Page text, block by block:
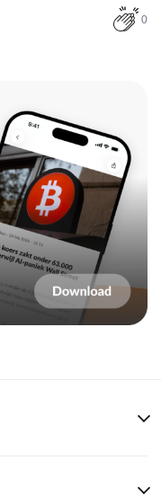
0